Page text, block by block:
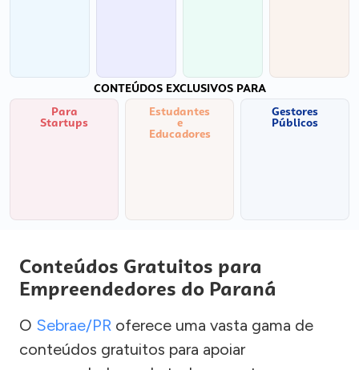
CONTEÚDOS EXCLUSIVOS PARA
Para
Startups
Estudantes
e
Educadores
Gestores
Públicos
Conteúdos Gratuitos para
Empreendedores do Paraná
O Sebrae/PR oferece uma vasta gama de
conteúdos gratuitos para apoiar